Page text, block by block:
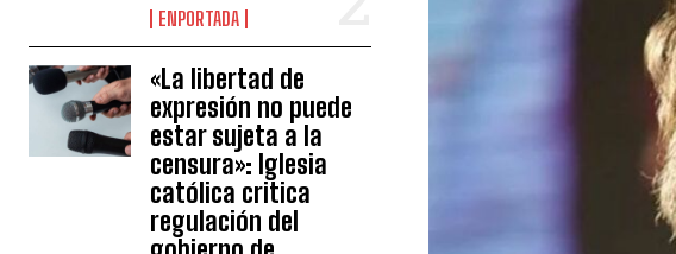
ENPORTADA
«La libertad de
expresión no puede
estar sujeta a la
censura»: Iglesia
católica critica
regulación del